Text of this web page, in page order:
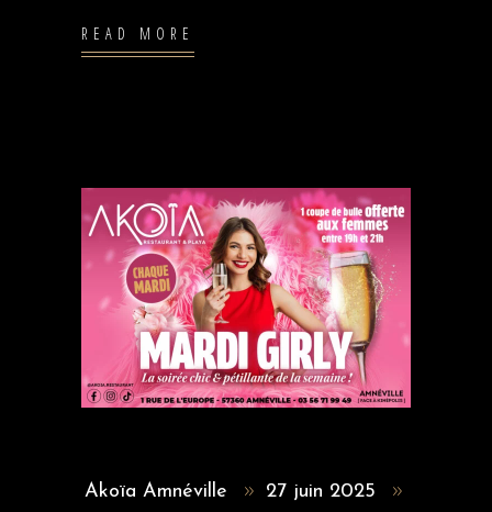
READ MORE
Akoïa Amnéville
27 juin 2025